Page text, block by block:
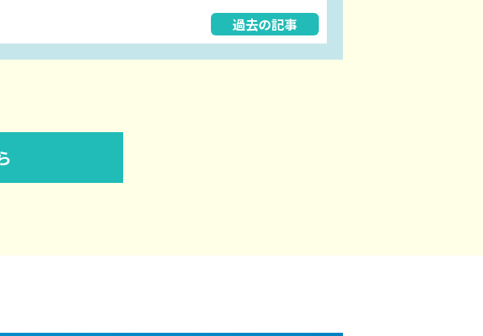
過去の記事